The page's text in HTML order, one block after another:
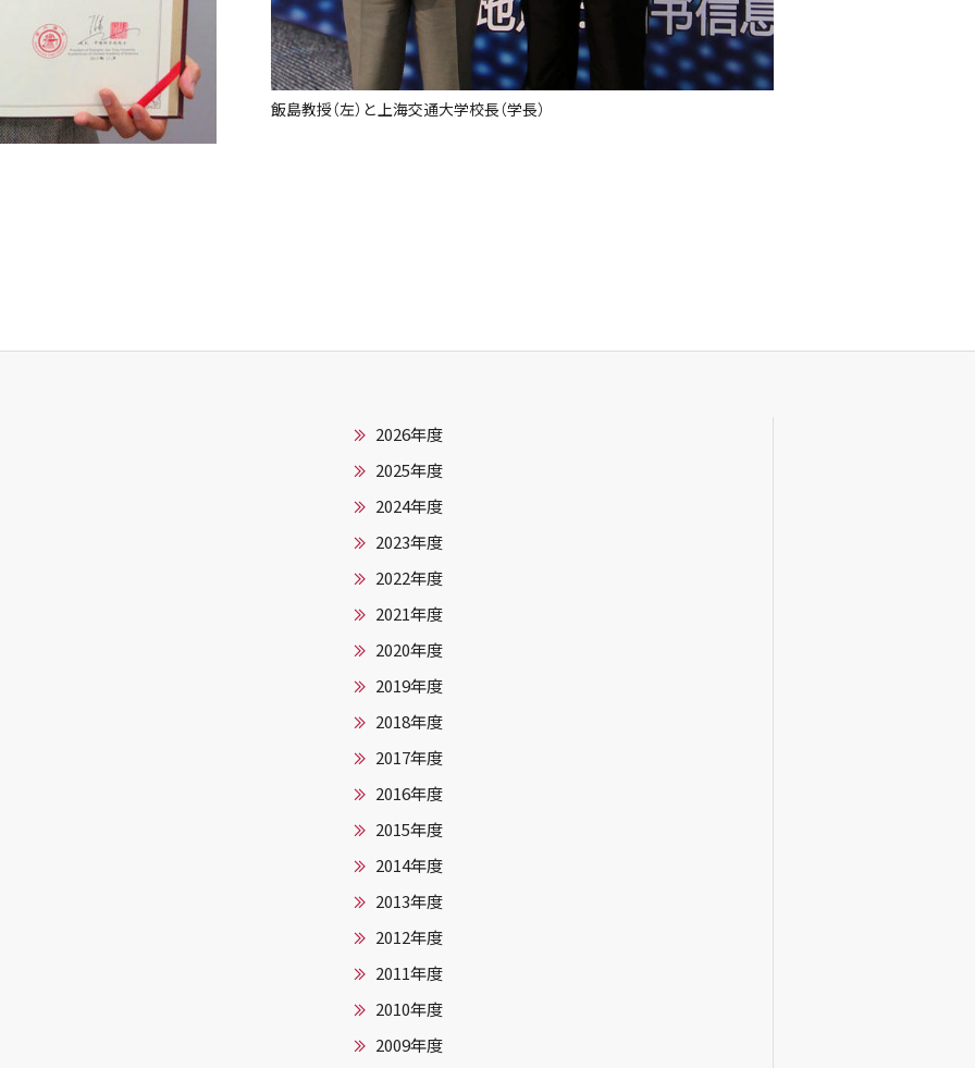
飯島教授（左）と上海交通大学校長（学長）
2026年度
2025年度
2024年度
2023年度
2022年度
2021年度
2020年度
2019年度
2018年度
2017年度
2016年度
2015年度
2014年度
2013年度
2012年度
2011年度
2010年度
2009年度